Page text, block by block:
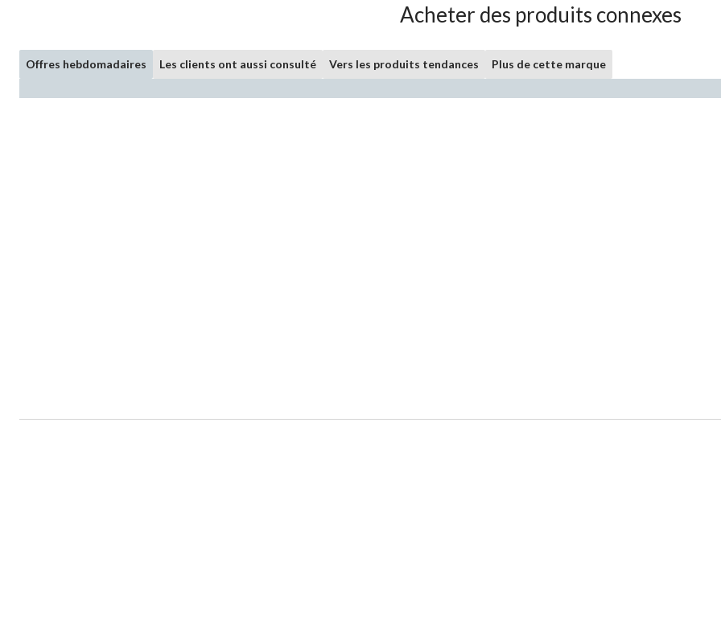
Acheter des produits connexes
Offres hebdomadaires Les clients ont aussi consulté Vers les produits tendances Plus de cette marque